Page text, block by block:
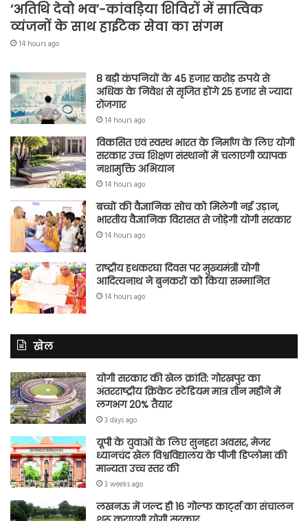
‘अतिथि देवो भव’-कांवड़िया शिविरों में सात्विक
व्यंजनों के साथ हाईटेक सेवा का संगम
14 hours ago
8 बड़ी कंपनियों के 45 हजार करोड़ रुपये से
अधिक के निवेश से सृजित होंगे 25 हजार से ज्यादा
रोजगार
14 hours ago
विकसित एवं स्वस्थ भारत के निर्माण के लिए योगी
सरकार उच्च शिक्षण संस्थानों में चलाएगी व्यापक
नशामुक्ति अभियान
14 hours ago
बच्चों की वैज्ञानिक सोच को मिलेगी नई उड़ान,
भारतीय वैज्ञानिक विरासत से जोड़ेगी योगी सरकार
14 hours ago
राष्ट्रीय हथकरघा दिवस पर मुख्यमंत्री योगी
आदित्यनाथ ने बुनकरों को किया सम्मानित
14 hours ago
खेल
योगी सरकार की खेल क्रांति: गोरखपुर का
अंतरराष्ट्रीय क्रिकेट स्टेडियम मात्र तीन महीने में
लगभग 20% तैयार
3 days ago
यूपी के युवाओं के लिए सुनहरा अवसर, मेजर
ध्यानचंद खेल विश्वविद्यालय के पीजी डिप्लोमा की
मान्यता उच्च स्तर की
3 weeks ago
लखनऊ में जल्द ही 16 गोल्फ कार्ट्स का संचालन